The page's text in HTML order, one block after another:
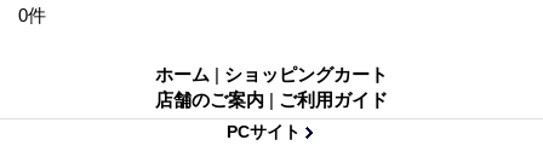
0件
ホーム | ショッピングカート
店舗のご案内 | ご利用ガイド
PCサイト